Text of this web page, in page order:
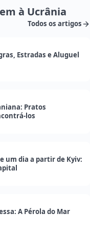
à Ucrânia
Todos os artigos
Estradas e Aluguel
Pratos
los
um dia a partir de Kyiv:
A Pérola do Mar